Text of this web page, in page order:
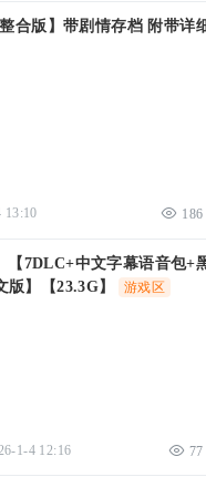
合版】带剧情存档 附带详
13:10 186
【7DLC+中文字幕语音包+
】【23.3G】
游戏区
1-4 12:16 77